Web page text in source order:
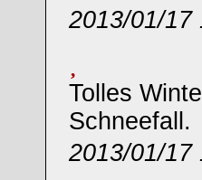
2013/01/17
Tolles
Schneefall.
2013/01/17